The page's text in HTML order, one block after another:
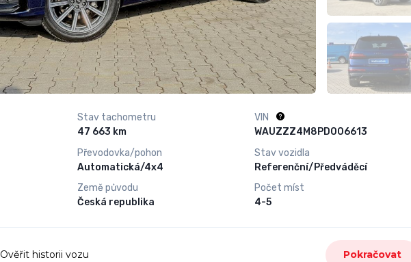
Stav tachometru
47 663 km
Převodovka/pohon
Automatická/4x4
Země původu
Česká republika
VIN
WAUZZZ4M8PD006613
Stav vozidla
Referenční/Předváděcí
Počet míst
4-5
Ověřit historii vozu Pokračovat